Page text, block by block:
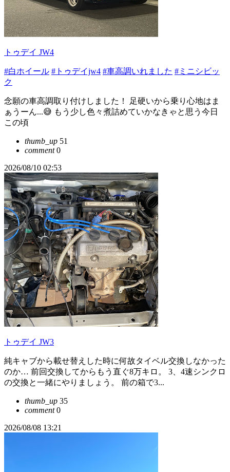
トゥデイ JW4
#白ホイール #トゥデイjw4 #車高調いれました #ミニシビッ
ク
念願の車高調取り付けしました！ 足硬いから乗り心地はま
ぁうーん...😅 もう少し色々煮詰めていかなきゃと思う今日
この頃
thumb_up 51
comment0
2026/08/10 02:53
トゥデイ JW3
純キャブから載せ替えした時に何故タイベル交換しなかった
のか… 前回交換してからもう直ぐ8万キロ。 3、4速シンクロ
の交換と一緒にやりましょう。 前の箱で3...
thumb_up 35
comment0
2026/08/08 13:21